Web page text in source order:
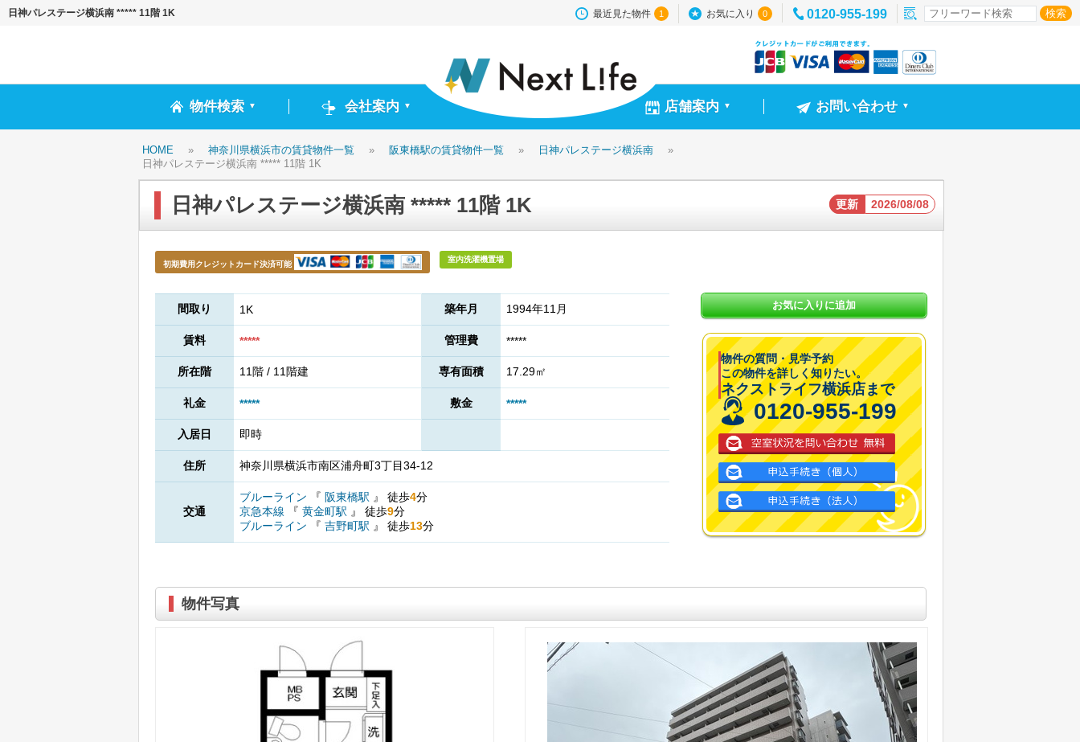
日神パレステージ横浜南 ***** 11階 1K 最近見た物件 1 お気に入り 0 0120-955-199
物件検索 ▼ 会社案内 ▼ 店舗案内 ▼ お問い合わせ ▼
HOME » 神奈川県横浜市の賃貸物件一覧 » 阪東橋駅の賃貸物件一覧 » 日神パレステージ横浜南
»
日神パレステージ横浜南 ***** 11階 1K
日神パレステージ横浜南 ***** 11階 1K 更新 2026/08/08
初期費用クレジットカード決済可能
室内洗濯機置場
間取り 1K 築年月 1994年11月
賃料 ***** 管理費 *****
所在階 11階 / 11階建 専有面積 17.29㎡
礼金 ***** 敷金 *****
入居日 即時
住所 神奈川県横浜市南区浦舟町3丁目34-12
交通
ブルーライン 『 阪東橋駅 』 徒歩4分
京急本線
『 黄金町駅 』 徒歩9分
ブルーライン
『 吉野町駅 』 徒歩13分
お気に入りに追加
物件の質問・見学予約
この物件を詳しく知りたい。
ネクストライフ横浜店まで
0120-955-199
物件写真